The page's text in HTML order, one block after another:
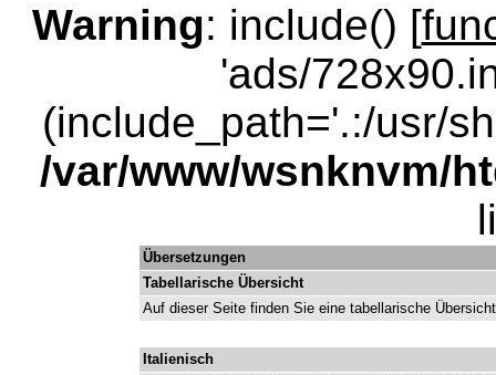
Warning: include() [
'ads/
(include_path='.:/usr/
/var/www/wsnknvm/
Übersetzungen
Tabellarische Übersicht
Auf dieser Seite finden Sie eine tabellarische
Italienisch